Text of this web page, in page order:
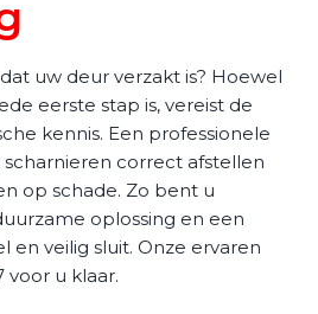
uw deur verzakt is? Hoewel
eerste stap is, vereist de
kennis. Een professionele
correct afstellen
op schade. Zo bent u
oplossing en een
en veilig sluit. Onze ervaren
voor u klaar.